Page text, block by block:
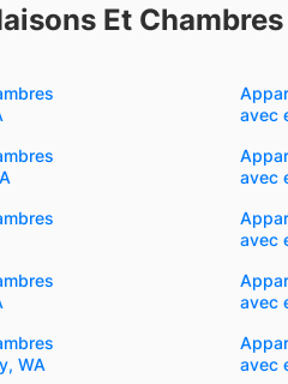
Et
avec
avec
avec
avec
WA
avec